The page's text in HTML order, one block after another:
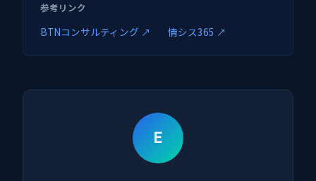
参考リンク
BTNコンサルティング ↗ 情シス365 ↗
E